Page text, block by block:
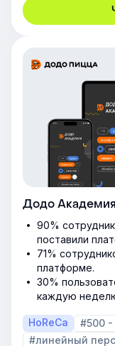
Додо Академия
90%
поставили
71%
платформе.
30%
каждую
HoReCa
#500 -
#линейный